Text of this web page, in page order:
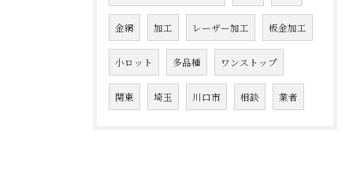
金網 加工 レーザー加工 板金加工
小ロット 多品種 ワンストップ
関東 埼玉 川口市 相談 業者